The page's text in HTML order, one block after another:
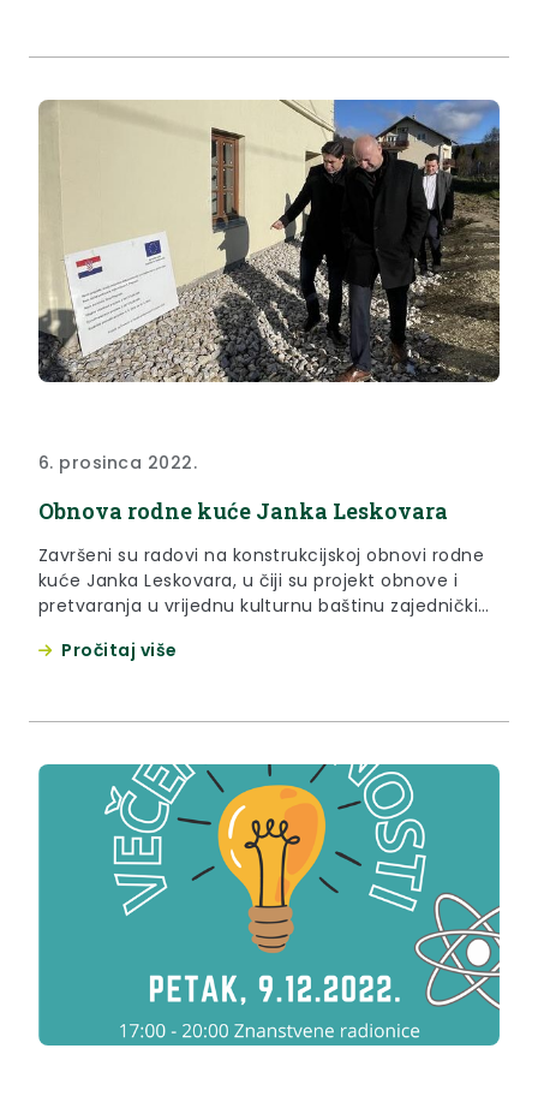
6. prosinca 2022.
Obnova rodne kuće Janka Leskovara
Završeni su radovi na konstrukcijskoj obnovi rodne
kuće Janka Leskovara, u čiji su projekt obnove i
pretvaranja u vrijednu kulturnu baštinu zajednički
županija, otkupivši kuću i okolno zemljište.
Pročitaj više